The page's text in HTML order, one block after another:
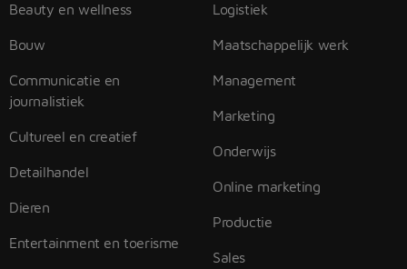
Beauty en wellness
Bouw
Communicatie en
journalistiek
Cultureel en creatief
Detailhandel
Dieren
Entertainment en toerisme
Logistiek
Maatschappelijk werk
Management
Marketing
Onderwijs
Online marketing
Productie
Sales